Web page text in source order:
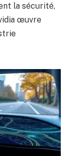
la sécurité,
œuvre